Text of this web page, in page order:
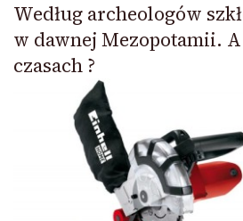
Według archeologów
w dawnej Mezopotamii.
czasach ?